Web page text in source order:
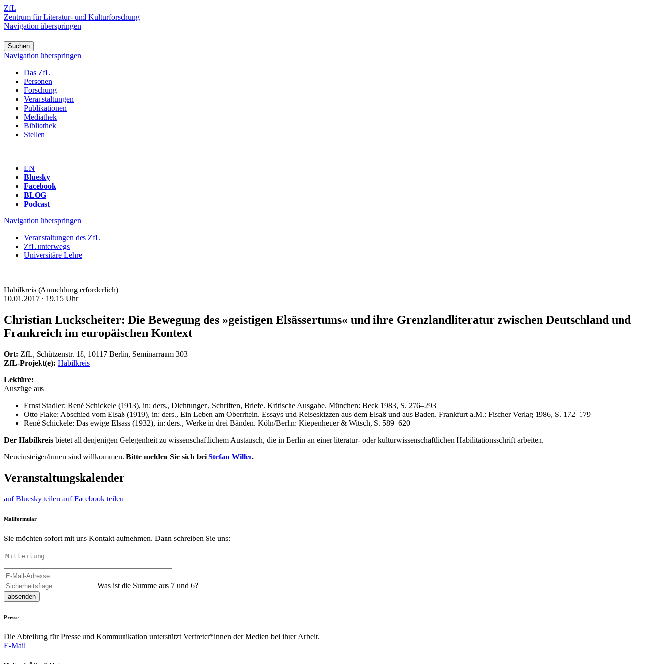
ZfL
Zentrum für Literatur- und Kulturforschung
Navigation überspringen
Navigation überspringen
Das ZfL
Personen
Forschung
Veranstaltungen
Publikationen
Mediathek
Bibliothek
Stellen
EN
Bluesky
Facebook
BLOG
Podcast
Navigation überspringen
Veranstaltungen des ZfL
ZfL unterwegs
Universitäre Lehre
Habilkreis (Anmeldung erforderlich)
10.01.2017 · 19.15 Uhr
Christian Luckscheiter: Die Bewegung des »geistigen Elsässertums« und ihre Grenzlandliteratur zwischen Deutschland und
Frankreich im europäischen Kontext
Ort: ZfL, Schützenstr. 18, 10117 Berlin, Seminarraum 303
ZfL-Projekt(e): Habilkreis
Lektüre:
Auszüge aus
Ernst Stadler: René Schickele (1913), in: ders., Dichtungen, Schriften, Briefe. Kritische Ausgabe. München: Beck 1983, S. 276–293
Otto Flake: Abschied vom Elsaß (1919), in: ders., Ein Leben am Oberrhein. Essays und Reiseskizzen aus dem Elsaß und aus Baden. Frankfurt a.M.: Fischer Verlag 1986, S. 172–179
René Schickele: Das ewige Elsass (1932), in: ders., Werke in drei Bänden. Köln/Berlin: Kiepenheuer & Witsch, S. 589–620
Der Habilkreis bietet all denjenigen Gelegenheit zu wissenschaftlichem Austausch, die in Berlin an einer literatur- oder kulturwissenschaftlichen Habilitationsschrift arbeiten.
Neueinsteiger/innen sind willkommen. Bitte melden Sie sich bei Stefan Willer.
Veranstaltungskalender
auf Bluesky teilen auf Facebook teilen
Mailformular
Sie möchten sofort mit uns Kontakt aufnehmen. Dann schreiben Sie uns:
Was ist die Summe aus 7 und 6?
absenden
Presse
Die Abteilung für Presse und Kommunikation unterstützt Vertreter*innen der Medien bei ihrer Arbeit.
E-Mail